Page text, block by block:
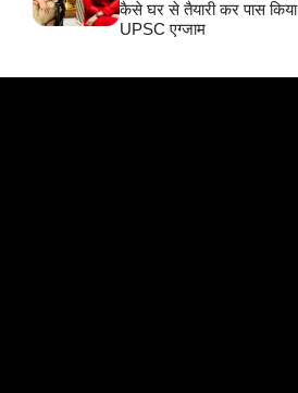
कैसे घर से तैयारी कर पास किया
UPSC एग्जाम